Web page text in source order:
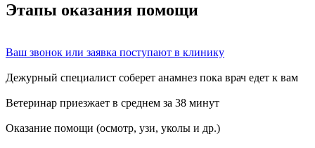
Этапы оказания помощи
Ваш звонок или заявка поступают в клинику
Дежурный специалист соберет анамнез пока врач едет к вам
Ветеринар приезжает в среднем за 38 минут
Оказание помощи (осмотр, узи, уколы и др.)